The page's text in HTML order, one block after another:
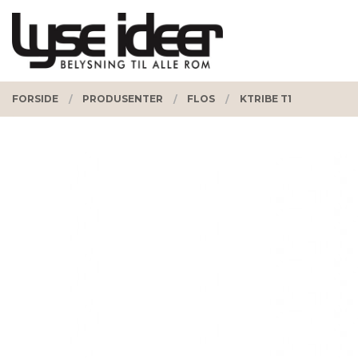
Gå
innholdet
PRODUKTER
FORSIDE PRODUSENTER FLOS KTRIBE T1